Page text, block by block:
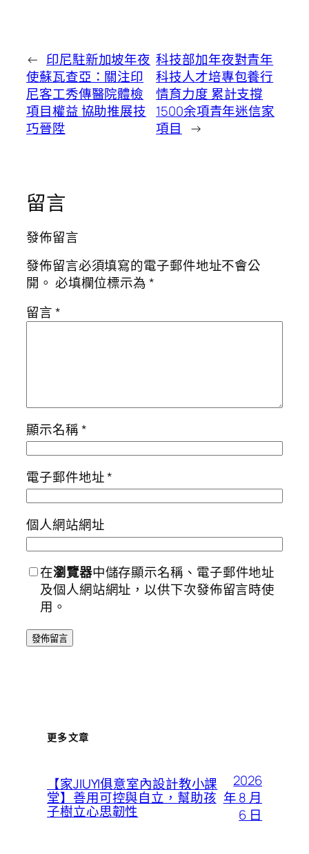
← 印尼駐新加坡年夜
使蘇瓦查亞：關注印
尼客工秀傳醫院體檢
項目權益 協助推展技
巧晉陞
科技部加年夜對青年
科技人才培專包養行
情育力度 累計支撐
1500余項青年迷信家
項目
→
留言
發佈留言
發佈留言必須填寫的電子郵件地址不會公
開。 必填欄位標示為*
留言*
顯示名稱*
電子郵件地址*
個人網站網址
在瀏覽器中儲存顯示名稱、電子郵件地址
及個人網站網址，以供下次發佈留言時使
用。
更多文章
【家JIUYI俱意室內設計教小課
堂】善用可控與自立，幫助孩
子樹立心思韌性
2026
年 8 月
6 日